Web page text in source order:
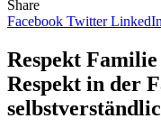
Share
Facebook Twitter LinkedIn
Respekt
Respekt in der